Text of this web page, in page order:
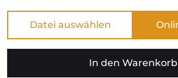
Datei auswählen
In den Warenkorb